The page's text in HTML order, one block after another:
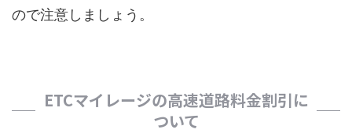
ので注意しましょう。
ETCマイレージの高速道路料金割引に
ついて